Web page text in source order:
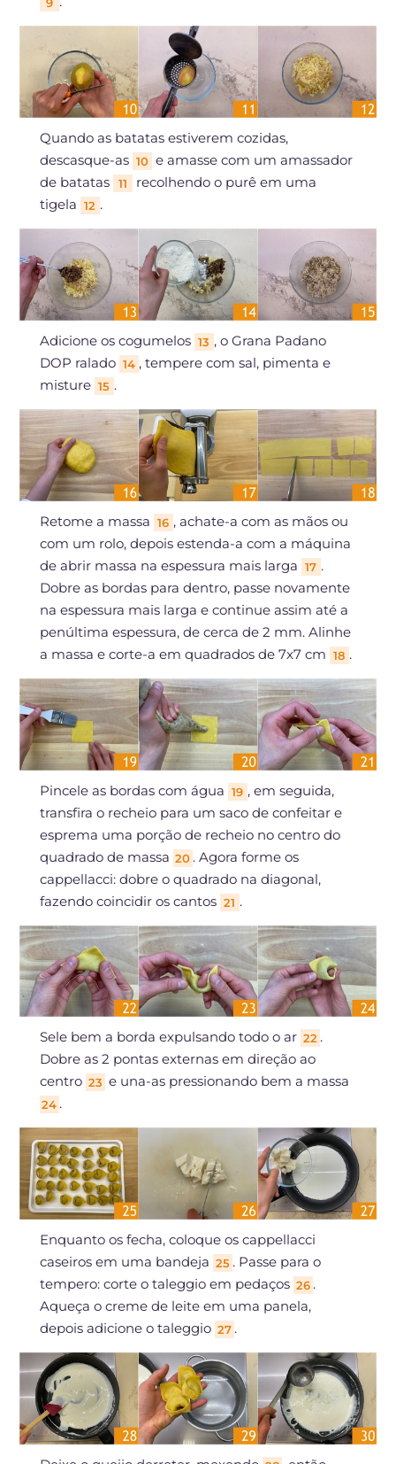
9
Quando as batatas estiverem cozidas,
descasque-as 10 e amasse com um amassador
de batatas
11
recolhendo o purê em uma
tigela 12 .
Adicione os cogumelos 13 , o Grana Padano
DOP ralado 14 , tempere com sal, pimenta e
misture 15 .
Retome a massa 16 , achate-a com as mãos ou
com um rolo, depois estenda-a com a máquina
de abrir massa na espessura mais larga 17 .
Dobre as bordas para dentro, passe novamente
na espessura mais larga e continue assim até a
penúltima espessura, de cerca de 2 mm. Alinhe
a massa e corte-a em quadrados de 7x7 cm 18 .
Pincele as bordas com água 19 , em seguida,
transfira o recheio para um saco de confeitar e
esprema uma porção de recheio no centro do
quadrado de massa 20 . Agora forme os
cappellacci: dobre o quadrado na diagonal,
fazendo coincidir os cantos 21 .
Sele bem a borda expulsando todo o ar 22 .
Dobre as 2 pontas externas em direção ao
centro 23 e una-as pressionando bem a massa
24 .
Enquanto os fecha, coloque os cappellacci
caseiros em uma bandeja 25 . Passe para o
tempero: corte o taleggio em pedaços 26 .
Aqueça o creme de leite em uma panela,
depois adicione o taleggio 27 .